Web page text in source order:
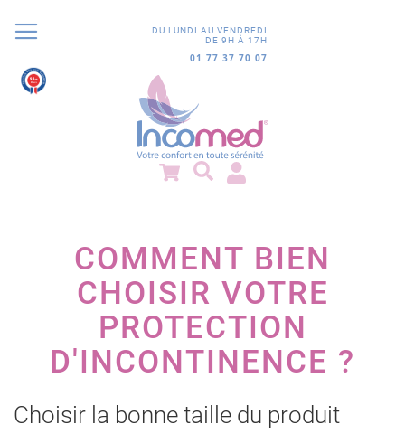
DU LUNDI AU VENDREDI
DE 9H À 17H
01 77 37 70 07
COMMENT BIEN
CHOISIR VOTRE
PROTECTION
D'INCONTINENCE ?
Choisir la bonne taille du produit
9.8/10
852 avis